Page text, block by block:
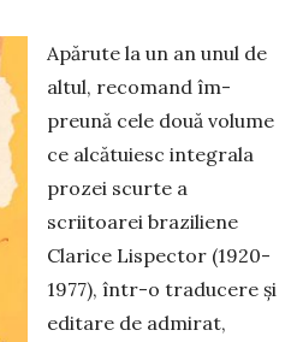
Apărute la un an unul de
altul, recomand îm­
preună cele două volume
ce alcătuiesc integrala
prozei scurte a
scriitoarei braziliene
Clarice Lispec­tor (1920-
1977), într-o traducere şi
editare de ad­mirat,